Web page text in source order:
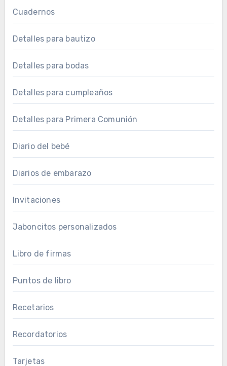
Cuadernos
Detalles para bautizo
Detalles para bodas
Detalles para cumpleaños
Detalles para Primera Comunión
Diario del bebé
Diarios de embarazo
Invitaciones
Jaboncitos personalizados
Libro de firmas
Puntos de libro
Recetarios
Recordatorios
Tarjetas